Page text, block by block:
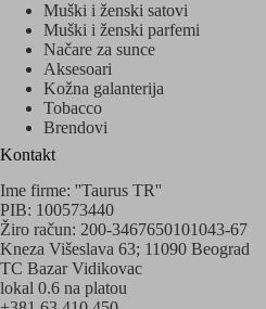
Muški i ženski satovi
Muški i ženski parfemi
Načare za sunce
Aksesoari
Kožna galanterija
Tobacco
Brendovi
Kontakt
Ime firme: ''Taurus TR''
PIB: 100573440
Žiro račun: 200-3467650101043-67
Kneza Višeslava 63; 11090 Beograd
TC Bazar Vidikovac
lokal 0.6 na platou